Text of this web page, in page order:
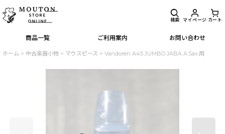
商品一覧 ご利用案内 お問い合わせ
検索 マイページ カート
ホーム > 中古楽器小物 > マウスピース > Vandoren A45 JUMBO JABA A.Sax.用